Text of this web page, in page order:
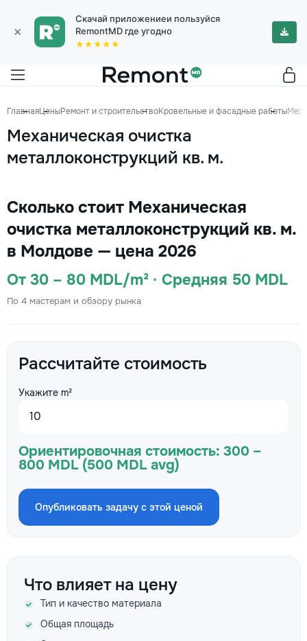
×
Скачай приложениеи пользуйся
RemontMD где угодно
★★★★★
ГлавнаяЦеныРемонт и строительствоКровельные и фасадные работы
Механическая очистка
металлоконструкций кв. м.
Сколько стоит Механическая
очистка металлоконструкций кв. м.
в Молдове — цена 2026
От 30 – 80 MDL/m² · Средняя 50 MDL
По 4 мастерам и обзору рынка
Рассчитайте стоимость
Укажите m²
Ориентировочная стоимость: 300 –
800 MDL (500 MDL avg)
Опубликовать задачу с этой ценой
Что влияет на цену
Тип и качество материала
Общая площадь